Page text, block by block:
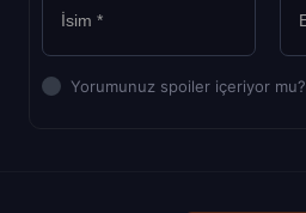
Yorumunuz spoiler içeriyor mu?